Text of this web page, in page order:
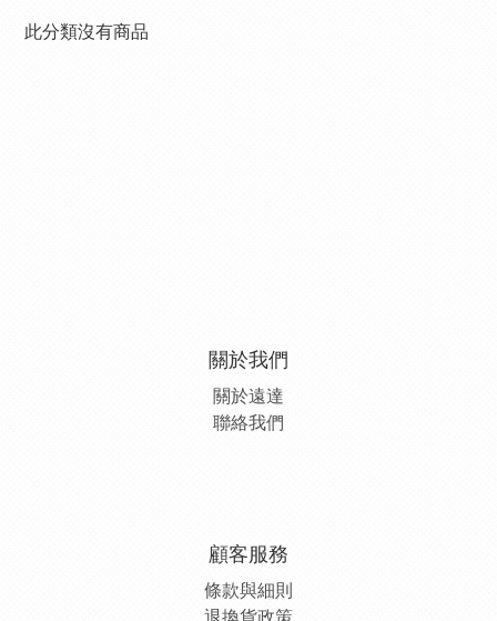
此分類沒有商品
關於我們
關於遠達
聯絡我們
顧客服務
條款與細則